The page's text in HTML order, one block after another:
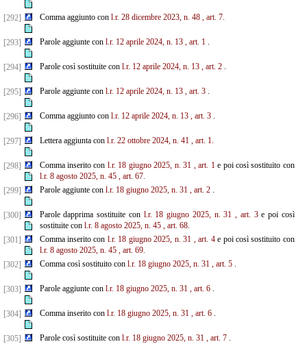
[292] Comma aggiunto con l.r. 28 dicembre 2023, n. 48 , art. 7.
[293] Parole aggiunte con l.r. 12 aprile 2024, n. 13 , art. 1.
[294] Parole così sostituite con l.r. 12 aprile 2024, n. 13 , art. 2.
[295] Parole aggiunte con l.r. 12 aprile 2024, n. 13 , art. 3.
[296] Comma aggiunto con l.r. 12 aprile 2024, n. 13 , art. 3.
[297] Lettera aggiunta con l.r. 22 ottobre 2024, n. 41 , art. 1.
[298] Comma inserito con l.r. 18 giugno 2025, n. 31 , art. 1e poi così sostituito con
l.r. 8 agosto 2025, n. 45 , art. 67.
[299]
Parole aggiunte con l.r. 18 giugno 2025, n. 31 , art. 2.
[300] Parole dapprima sostituite con l.r. 18 giugno 2025, n. 31 , art. 3e poi così
sostituite con l.r. 8 agosto 2025, n. 45 , art. 68.
[301]
Comma inserito con l.r. 18 giugno 2025, n. 31 , art. 4e poi così sostituito con
l.r. 8 agosto 2025, n. 45 , art. 69.
[302]
Comma così sostituito con l.r. 18 giugno 2025, n. 31 , art. 5.
[303] Parole aggiunte con l.r. 18 giugno 2025, n. 31 , art. 6.
[304] Comma inserito con l.r. 18 giugno 2025, n. 31 , art. 6.
[305] Parole così sostituite con l.r. 18 giugno 2025, n. 31 , art. 7.